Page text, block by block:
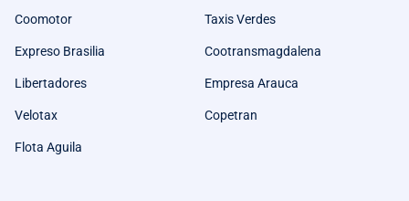
Coomotor Taxis Verdes
Expreso Brasilia Cootransmagdalena
Libertadores Empresa Arauca
Velotax Copetran
Flota Aguila